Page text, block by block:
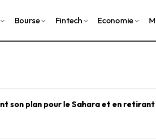
Bourse Fintech Economie
son plan pour le Sahara et en